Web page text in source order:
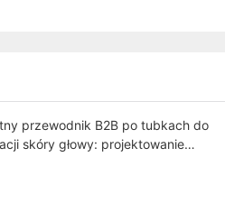
przewodnik B2B po tubkach do
skóry głowy: projektowanie